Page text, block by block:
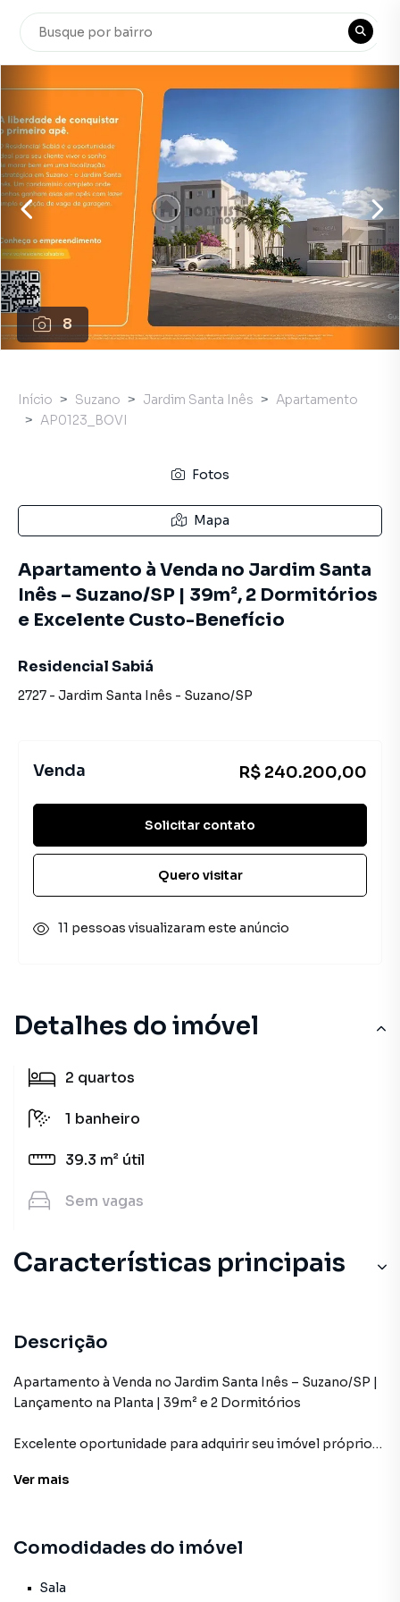
8
Detalhes do imóvel
2 quartos
1 banheiro
39.3 m² útil
Sem vagas
Características principais
Descrição
Apartamento à Venda no Jardim Santa Inês – Suzano/SP |
Lançamento na Planta | 39m² e 2 Dormitórios
Excelente oportunidade para adquirir seu imóvel próprio
facilitadas! Este apartamento em fase de construção,
✔️ 39m² de área privativa
Ver mais
Comodidades do imóvel
Sala
Início Suzano Jardim Santa Inês
Apartamento
AP0123_BOVI
Fotos
Mapa
Apartamento à Venda no Jardim Santa
Inês – Suzano/SP | 39m², 2 Dormitórios
e Excelente Custo-Benefício
Residencial Sabiá
2727 - Jardim Santa Inês - Suzano/SP
Venda R$ 240.200,00
Solicitar contato
Quero visitar
11 pessoas visualizaram este anúncio